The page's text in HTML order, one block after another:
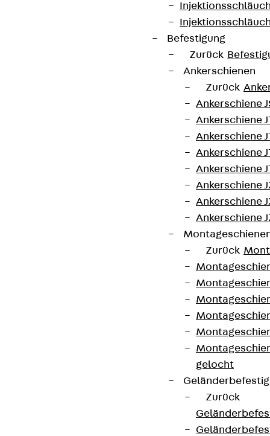
Befestigung
Zurück
Ankerschienen
Zurück
Ankerschiene
Ankerschiene
Ankerschiene
Ankerschiene
Ankerschiene
Ankerschiene
Ankerschiene
Ankerschiene
Zurück
gelocht
Zurück
Produktneuheiten, Referenzen und aktuellen
Partner von Anfang bis Zukunft.